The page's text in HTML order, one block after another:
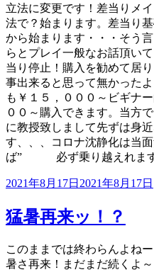
立法に変更です！差当りメ
法で？始まります。差当り
から始まります・・・そう
らとプレイ一般なお話頂い
当り停止！購入を勧めて居
事出来ると思って無かった
も￥１５，０００～ビギナ
００～購入できます。当方
に教授致しまして先ずは身
す、、、コロナ沈静化は当
ば” 必ず乗り越えれま
投
日:
2021年8月17日 2021年8月17日
猛暑再来ッ！？
このままでは終わらんよね
暑さ再来！まだまだ続くよ～